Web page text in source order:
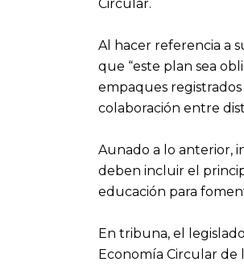
Circular.
Al hacer referencia a
que “este plan sea
empaques
colaboración entre
Aunado a lo anterior,
deben incluir el
educación para
En tribuna, el
Economía Circular de